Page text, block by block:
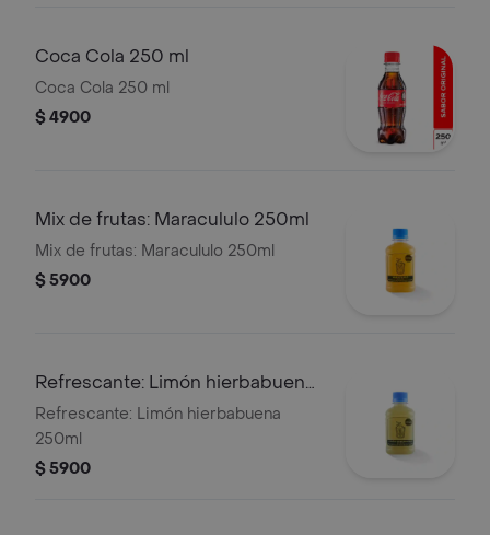
Coca Cola 250 ml
Coca Cola 250 ml
$ 4900
Mix de frutas: Maracululo 250ml
Mix de frutas: Maracululo 250ml
$ 5900
Refrescante: Limón hierbabuena
250ml
Refrescante: Limón hierbabuena
250ml
$ 5900